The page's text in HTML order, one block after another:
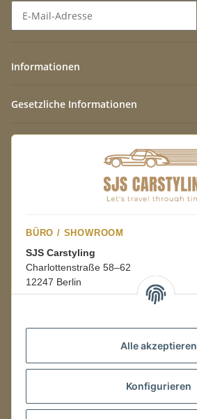
Alle akzeptieren
Konfigurieren
Informationen
Gesetzliche Informationen
BÜRO / SHOWROOM
SJS Carstyling
Charlottenstraße 58–62
12247 Berlin
08:00–16:00 Uhr
LAGER / RETOUREN
Packmonster Fulfillment
SJS Carstyling Lager